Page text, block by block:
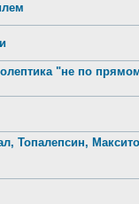
"не по
Топалепсин,